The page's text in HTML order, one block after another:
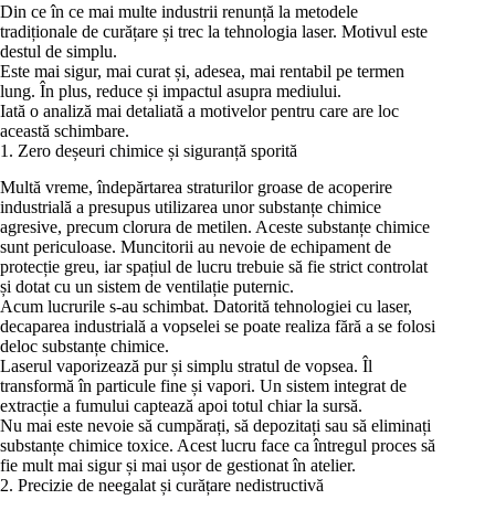
Din ce în ce mai multe industrii renunță la metodele
tradiționale de curățare și trec la tehnologia laser. Motivul este
destul de simplu.
Este mai sigur, mai curat și, adesea, mai rentabil pe termen
lung. În plus, reduce și impactul asupra mediului.
Iată o analiză mai detaliată a motivelor pentru care are loc
această schimbare.
1. Zero deșeuri chimice și siguranță sporită
Multă vreme, îndepărtarea straturilor groase de acoperire
industrială a presupus utilizarea unor substanțe chimice
agresive, precum clorura de metilen. Aceste substanțe chimice
sunt periculoase. Muncitorii au nevoie de echipament de
protecție greu, iar spațiul de lucru trebuie să fie strict controlat
și dotat cu un sistem de ventilație puternic.
Acum lucrurile s-au schimbat. Datorită tehnologiei cu laser,
decaparea industrială a vopselei se poate realiza fără a se folosi
deloc substanțe chimice.
Laserul vaporizează pur și simplu stratul de vopsea. Îl
transformă în particule fine și vapori. Un sistem integrat de
extracție a fumului captează apoi totul chiar la sursă.
Nu mai este nevoie să cumpărați, să depozitați sau să eliminați
substanțe chimice toxice. Acest lucru face ca întregul proces să
fie mult mai sigur și mai ușor de gestionat în atelier.
2. Precizie de neegalat și curățare nedistructivă